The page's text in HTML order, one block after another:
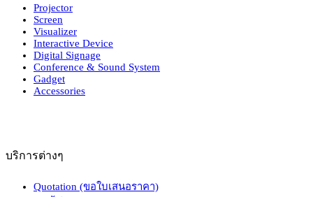
Projector
Screen
Visualizer
Interactive Device
Digital Signage
Conference & Sound System
Gadget
Accessories
บริการต่างๆ
Quotation (ขอใบเสนอราคา)